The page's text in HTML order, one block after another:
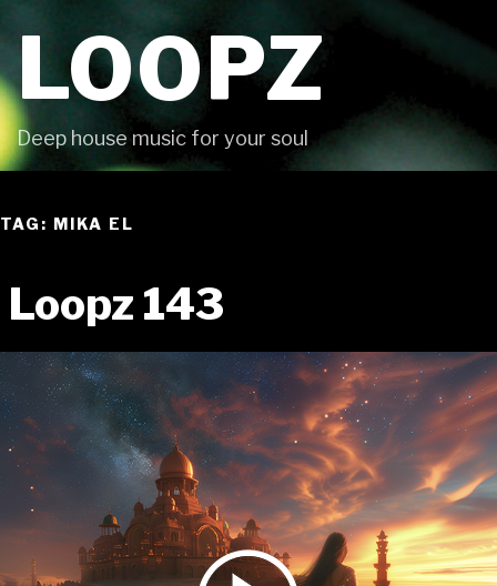
LOOPZ
Deep house music for your soul
TAG: MIKA EL
Loopz 143